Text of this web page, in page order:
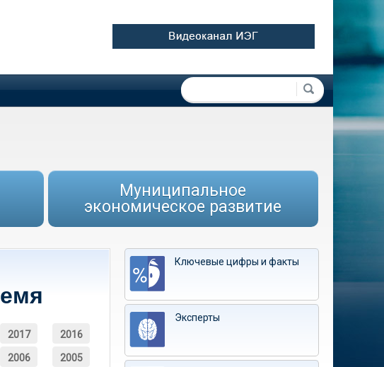
Форма поиска
Поиск
Муниципальное
экономическое развитие
2017 2016
2006 2005
Ключевые цифры и факты
Эксперты